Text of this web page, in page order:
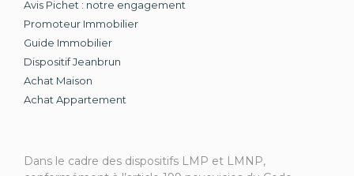
Avis Pichet : notre engagement
Promoteur Immobilier
Guide Immobilier
Dispositif Jeanbrun
Achat Maison
Achat Appartement
Dans le cadre des dispositifs LMP et LMNP,